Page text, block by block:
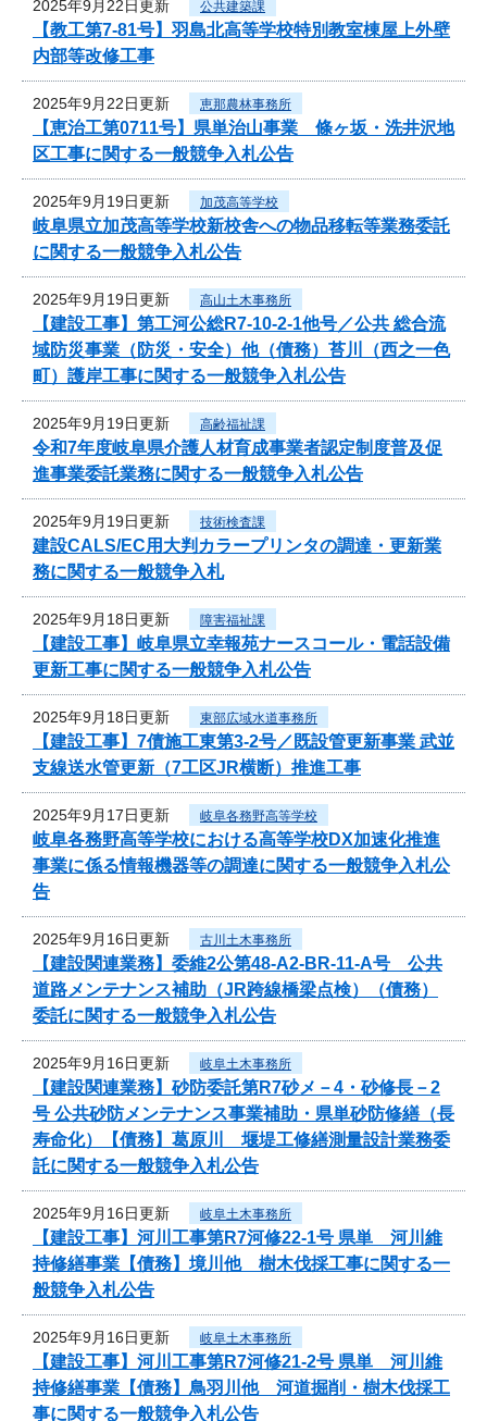
2025年9月22日更新 公共建築課
【教工第7-81号】羽島北高等学校特別教室棟屋上外壁
内部等改修工事
2025年9月22日更新 恵那農林事務所
【恵治工第0711号】県単治山事業 條ヶ坂・洗井沢地
区工事に関する一般競争入札公告
2025年9月19日更新 加茂高等学校
岐阜県立加茂高等学校新校舎への物品移転等業務委託
に関する一般競争入札公告
2025年9月19日更新 高山土木事務所
【建設工事】第工河公総R7-10-2-1他号／公共 総合流
域防災事業（防災・安全）他（債務）苔川（西之一色
町）護岸工事に関する一般競争入札公告
2025年9月19日更新 高齢福祉課
令和7年度岐阜県介護人材育成事業者認定制度普及促
進事業委託業務に関する一般競争入札公告
2025年9月19日更新 技術検査課
建設CALS/EC用大判カラープリンタの調達・更新業
務に関する一般競争入札
2025年9月18日更新 障害福祉課
【建設工事】岐阜県立幸報苑ナースコール・電話設備
更新工事に関する一般競争入札公告
2025年9月18日更新 東部広域水道事務所
【建設工事】7債施工東第3-2号／既設管更新事業 武並
支線送水管更新（7工区JR横断）推進工事
2025年9月17日更新 岐阜各務野高等学校
岐阜各務野高等学校における高等学校DX加速化推進
事業に係る情報機器等の調達に関する一般競争入札公
告
2025年9月16日更新 古川土木事務所
【建設関連業務】委維2公第48-A2-BR-11-A号 公共
道路メンテナンス補助（JR跨線橋梁点検）（債務）
委託に関する一般競争入札公告
2025年9月16日更新 岐阜土木事務所
【建設関連業務】砂防委託第R7砂メ－4・砂修長－2
号 公共砂防メンテナンス事業補助・県単砂防修繕（長
寿命化）【債務】葛原川 堰堤工修繕測量設計業務委
託に関する一般競争入札公告
2025年9月16日更新 岐阜土木事務所
【建設工事】河川工事第R7河修22-1号 県単 河川維
持修繕事業【債務】境川他 樹木伐採工事に関する一
般競争入札公告
2025年9月16日更新 岐阜土木事務所
【建設工事】河川工事第R7河修21-2号 県単 河川維
持修繕事業【債務】鳥羽川他 河道掘削・樹木伐採工
事に関する一般競争入札公告